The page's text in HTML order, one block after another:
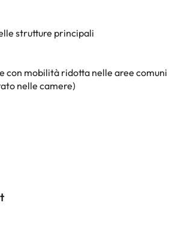
strutture principali
con mobilità ridotta nelle aree comuni
nelle camere)